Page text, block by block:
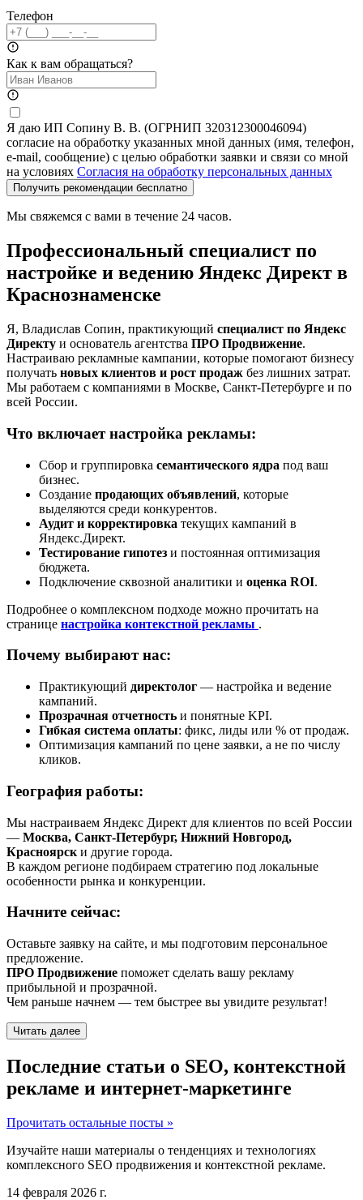
Телефон
Как к вам обращаться?
Я даю ИП Сопину В. В. (ОГРНИП 320312300046094)
согласие на обработку указанных мной данных (имя, телефон,
e-mail, сообщение) с целью обработки заявки и связи со мной
на условиях Согласия на обработку персональных данных
Получить рекомендации бесплатно
Мы свяжемся с вами в течение 24 часов.
Профессиональный специалист по
настройке и ведению Яндекс Директ в
Краснознаменске
Я, Владислав Сопин, практикующий специалист по Яндекс
Директу и основатель агентства ПРО Продвижение.
Настраиваю рекламные кампании, которые помогают бизнесу
получать новых клиентов и рост продаж без лишних затрат.
Мы работаем с компаниями в Москве, Санкт-Петербурге и по
всей России.
Что включает настройка рекламы:
Сбор и группировка семантического ядра под ваш
бизнес.
Создание продающих объявлений, которые
выделяются среди конкурентов.
Аудит и корректировка текущих кампаний в
Яндекс.Директ.
Тестирование гипотез и постоянная оптимизация
бюджета.
Подключение сквозной аналитики и оценка ROI.
Подробнее о комплексном подходе можно прочитать на
странице настройка контекстной рекламы .
Почему выбирают нас:
Практикующий директолог — настройка и ведение
кампаний.
Прозрачная отчетность и понятные KPI.
Гибкая система оплаты: фикс, лиды или % от продаж.
Оптимизация кампаний по цене заявки, а не по числу
кликов.
География работы:
Мы настраиваем Яндекс Директ для клиентов по всей России
— Москва, Санкт-Петербург, Нижний Новгород,
Красноярск и другие города.
В каждом регионе подбираем стратегию под локальные
особенности рынка и конкуренции.
Начните сейчас:
Оставьте заявку на сайте, и мы подготовим персональное
предложение.
ПРО Продвижение поможет сделать вашу рекламу
прибыльной и прозрачной.
Чем раньше начнем — тем быстрее вы увидите результат!
Читать далее
Последние статьи о SEO, контекстной
рекламе и интернет-маркетинге
Прочитать остальные посты »
Изучайте наши материалы о тенденциях и технологиях
комплексного SEO продвижения и контекстной рекламе.
14 февраля 2026 г.